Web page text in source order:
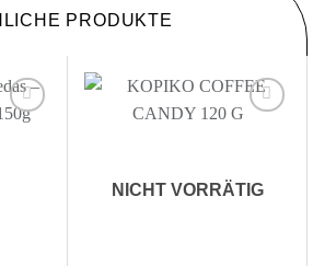
PRODUKTE
NICHT VORRÄTIG